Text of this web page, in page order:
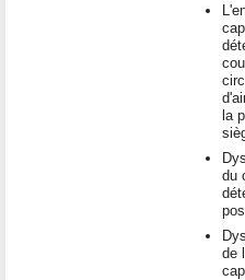
la
du
de